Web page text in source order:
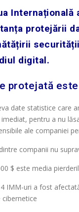
Internațională
protejării
digital.
protejată
date statistice care
pentru a nu
ale companiei
companii nu
$ este media
IMM-uri a fost
cibernetice